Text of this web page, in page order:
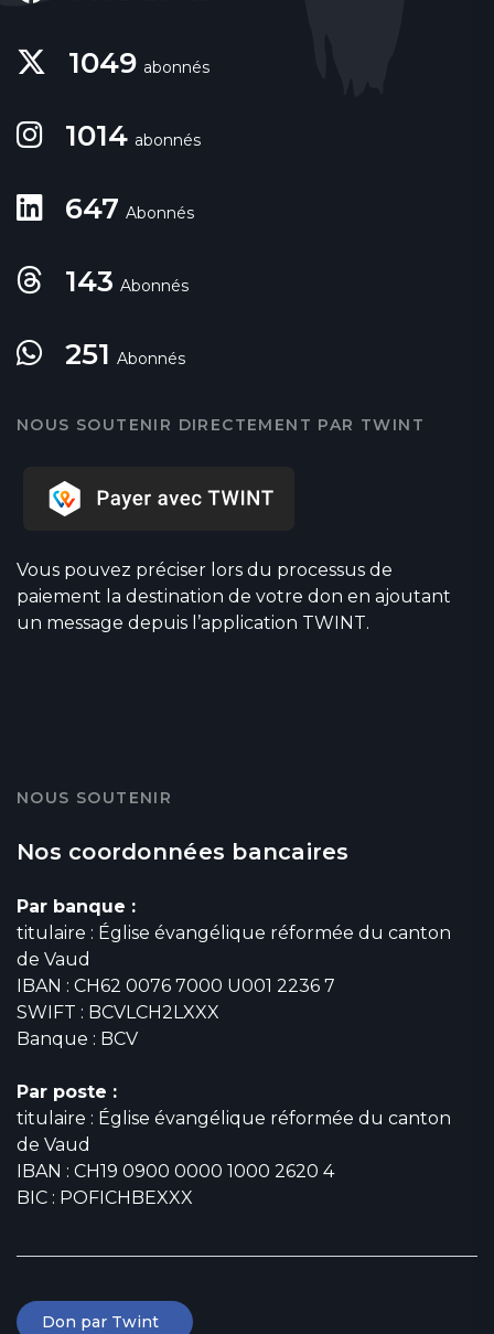
1049 abonnés
1014 abonnés
647 Abonnés
143 Abonnés
251 Abonnés
NOUS SOUTENIR DIRECTEMENT PAR TWINT
Vous pouvez préciser lors du processus de
paiement la destination de votre don en ajoutant
un message depuis l’application TWINT.
NOUS SOUTENIR
Nos coordonnées bancaires
Par banque :
titulaire : Église évangélique réformée du canton
de Vaud
IBAN : CH62 0076 7000 U001 2236 7
SWIFT : BCVLCH2LXXX
Banque : BCV
Par poste :
titulaire : Église évangélique réformée du canton
de Vaud
IBAN : CH19 0900 0000 1000 2620 4
BIC : POFICHBEXXX
Don par Twint